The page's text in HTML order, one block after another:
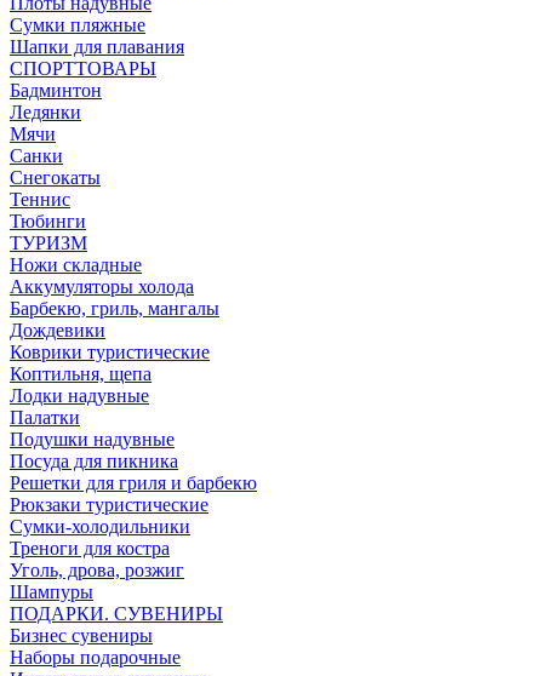
Сумки пляжные
Шапки для плавания
СПОРТТОВАРЫ
Бадминтон
Ледянки
Мячи
Санки
Снегокаты
Теннис
Тюбинги
ТУРИЗМ
Ножи складные
Аккумуляторы холода
Барбекю, гриль, мангалы
Дождевики
Коврики туристические
Коптильня, щепа
Лодки надувные
Палатки
Подушки надувные
Посуда для пикника
Решетки для гриля и барбекю
Рюкзаки туристические
Сумки-холодильники
Треноги для костра
Уголь, дрова, розжиг
Шампуры
ПОДАРКИ. СУВЕНИРЫ
Бизнес сувениры
Наборы подарочные